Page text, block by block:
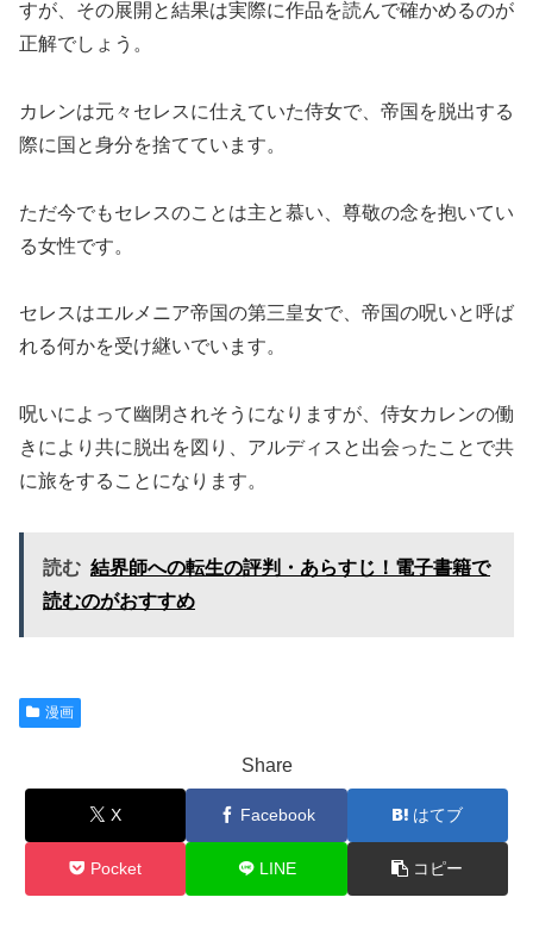
すが、その展開と結果は実際に作品を読んで確かめるのが
正解でしょう。
カレンは元々セレスに仕えていた侍女で、帝国を脱出する
際に国と身分を捨てています。
ただ今でもセレスのことは主と慕い、尊敬の念を抱いてい
る女性です。
セレスはエルメニア帝国の第三皇女で、帝国の呪いと呼ば
れる何かを受け継いでいます。
呪いによって幽閉されそうになりますが、侍女カレンの働
きにより共に脱出を図り、アルディスと出会ったことで共
に旅をすることになります。
読む 結界師への転生の評判・あらすじ！電子書籍で
読むのがおすすめ
漫画
Share
X Facebook はてブ
Pocket LINE コピー